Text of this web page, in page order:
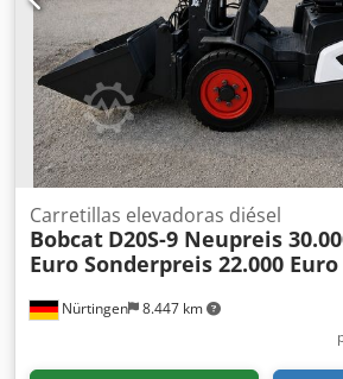
Nürtingen 8.447 km
Carretillas elevadoras diésel
Bobcat D20S-9 Neupreis
Euro Sonderpreis 22.000 Euro